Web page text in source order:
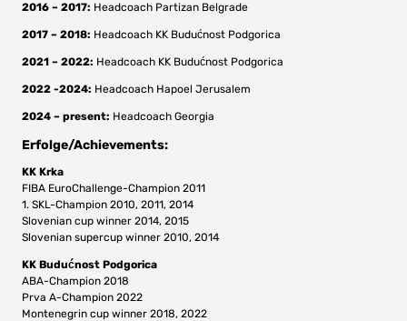
2016 – 2017: Headcoach Partizan Belgrade
2017 – 2018: Headcoach KK Budućnost Podgorica
2021 – 2022: Headcoach KK Budućnost Podgorica
2022 -2024: Headcoach Hapoel Jerusalem
2024 – present: Headcoach Georgia
Erfolge/Achievements:
KK Krka
FIBA EuroChallenge-Champion 2011
1. SKL-Champion 2010, 2011, 2014
Slovenian cup winner 2014, 2015
Slovenian supercup winner 2010, 2014
KK Budućnost Podgorica
ABA-Champion 2018
Prva A-Champion 2022
Montenegrin cup winner 2018, 2022